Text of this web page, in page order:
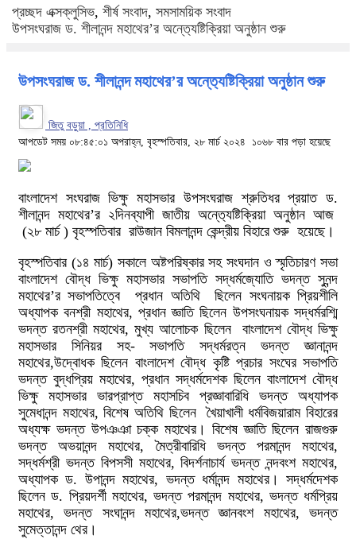
প্রচ্ছদ এক্সক্লুসিভ, শীর্ষ সংবাদ, সমসাময়িক সংবাদ
উপসংঘরাজ ড. শীলানন্দ মহাথের’র অন্ত‍্যেষ্টিক্রিয়া অনুষ্ঠান শুরু
উপসংঘরাজ ড. শীলানন্দ মহাথের’র অন্ত‍্যেষ্টিক্রিয়া অনুষ্ঠান শুরু
জিতু বড়ুয়া , প্রতিনিধি
আপডেট সময় ০৮:৪৫:০১ অপরাহ্ন, বৃহস্পতিবার, ২৮ মার্চ ২০২৪
১০৬৮ বার পড়া হয়েছে
বাংলাদেশ সংঘরাজ ভিক্ষু মহাসভার উপসংঘরাজ শ্রুতিধর প্রয়াত ড.
শীলানন্দ মহাথের’র ২দিনব্যাপী জাতীয় অন্ত‍্যেষ্টিক্রিয়া অনুষ্ঠান আজ
(২৮ মার্চ ) বৃহস্পতিবার রাউজান বিমলানন্দ কেন্দ্রীয় বিহারে শুরু হয়েছে।
বৃহস্পতিবার (১৪ মার্চ) সকালে অষ্টপরিষ্কার সহ সংঘদান ও স্মৃতিচারণ সভা
বাংলাদেশ বৌদ্ধ ভিক্ষু মহাসভার সভাপতি সদ্ধর্মজ্যোতি ভদন্ত সুনন্দ
মহাথের’র সভাপতিত্বে প্রধান অতিথি ছিলেন সংঘনায়ক প্রিয়শীলি
অধ্যাপক বনশ্রী মহাথের, প্রধান জ্ঞাতি ছিলেন উপসংঘনায়ক সদ্ধর্মরশ্মি
ভদন্ত রতনশ্রী মহাথের, মুখ্য আলোচক ছিলেন বাংলাদেশ বৌদ্ধ ভিক্ষু
মহাসভার সিনিয়র সহ- সভাপতি সদ্ধর্মরত্ন ভদন্ত জ্ঞানানন্দ
মহাথের,উদ্বোধক ছিলেন বাংলাদেশ বৌদ্ধ কৃষ্টি প্রচার সংঘের সভাপতি
ভদন্ত বুদ্ধপ্রিয় মহাথের, প্রধান সদ্ধর্মদেশক ছিলেন বাংলাদেশ বৌদ্ধ
ভিক্ষু মহাসভার ভারপ্রাপ্ত মহাসচিব প্রজ্ঞাবারিধি ভদন্ত অধ্যাপক
সুমেধানন্দ মহাথের, বিশেষ অতিথি ছিলেন খৈয়াখালী ধর্মবিজয়ারাম বিহারের
অধ্যক্ষ ভদন্ত উপঞঞা চক্ক মহাথের। বিশেষ জ্ঞাতি ছিলেন রাজগুরু
ভদন্ত অভয়ানন্দ মহাথের, মৈত্রীবারিধি ভদন্ত পরমানন্দ মহাথের,
সদ্ধর্মশ্রী ভদন্ত বিপসসী মহাথের, বিদর্শনাচার্য ভদন্ত নন্দবংশ মহাথের,
অধ্যাপক ড. উপানন্দ মহাথের, ভদন্ত ধর্মানন্দ মহাথের। সদ্ধর্মদেশক
ছিলেন ড. প্রিয়দর্শী মহাথের, ভদন্ত পরমানন্দ মহাথের, ভদন্ত ধর্মপ্রিয়
মহাথের, ভদন্ত সংঘানন্দ মহাথের,ভদন্ত জ্ঞানবংশ মহাথের, ভদন্ত
সুমেত্তানন্দ থের।